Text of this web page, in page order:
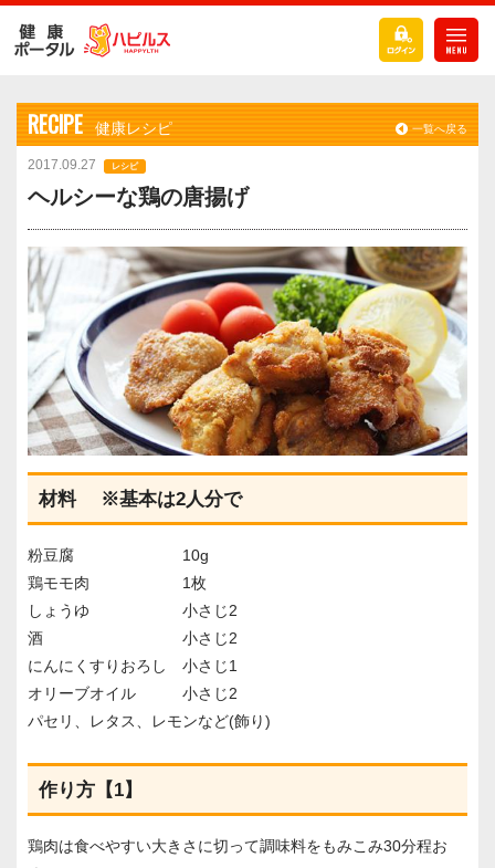
RECIPE 健康レシピ 一覧へ戻る
2017.09.27 レシピ
ヘルシーな鶏の唐揚げ
材料 ※基本は2人分で
粉豆腐 10g
鶏モモ肉 1枚
しょうゆ 小さじ2
酒 小さじ2
にんにくすりおろし 小さじ1
オリーブオイル 小さじ2
パセリ、レタス、レモンなど(飾り)
作り方【1】
鶏肉は食べやすい大きさに切って調味料をもみこみ30分程お